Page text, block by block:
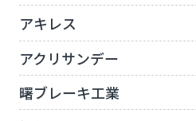
アキレス
アクリサンデー
曙ブレーキ工業